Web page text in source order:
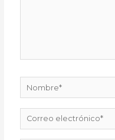
Nombre*
Correo
electrónico*